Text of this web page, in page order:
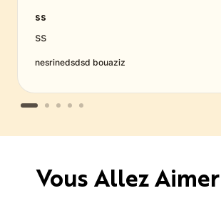
ss
ss
nesrinedsdsd bouaziz
Vous Allez